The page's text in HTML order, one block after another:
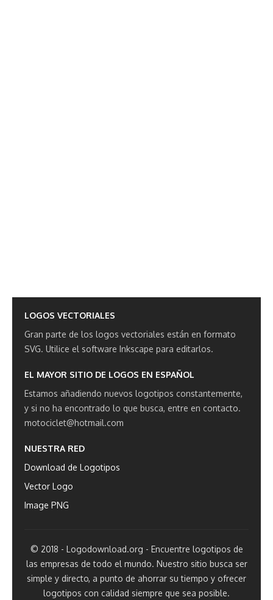
LOGOS VECTORIALES
Gran parte de los logos vectoriales están en formato
SVG. Utilice el software Inkscape para editarlos.
EL MAYOR SITIO DE LOGOS EN ESPAÑOL
Estamos añadiendo nuevos logotipos constantemente,
y si no ha encontrado lo que busca, entre en contacto.
motociclet@hotmail.com
NUESTRA RED
Download de Logotipos
Vector Logo
Image PNG
© 2018 - Logodownload.org - Encuentre logotipos de
las empresas de todo el mundo. Nuestro sitio busca ser
simple y directo, a punto de ahorrar su tiempo y ofrecer
logotipos con calidad siempre que sea posible.